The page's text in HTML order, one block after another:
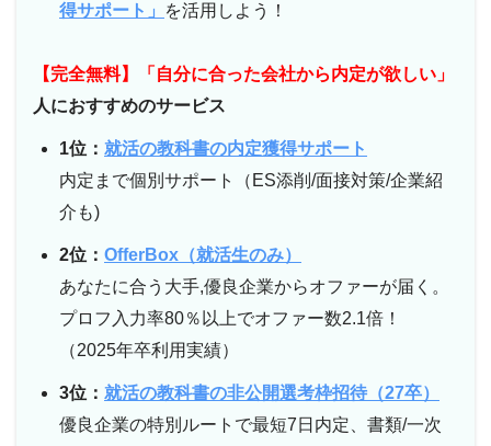
得サポート」
を活用しよう！
【完全無料】「自分に合った会社から内定が欲しい」
人におすすめのサービス
1位： 就活の教科書の内定獲得サポート
内定まで個別サポート（ES添削/面接対策/企業紹
介も)
2位： OfferBox（就活生のみ）
あなたに合う大手,優良企業からオファーが届く。
プロフ入力率80％以上でオファー数2.1倍！
（2025年卒利用実績）
3位： 就活の教科書の非公開選考枠招待（27卒）
優良企業の特別ルートで最短7日内定、書類/一次